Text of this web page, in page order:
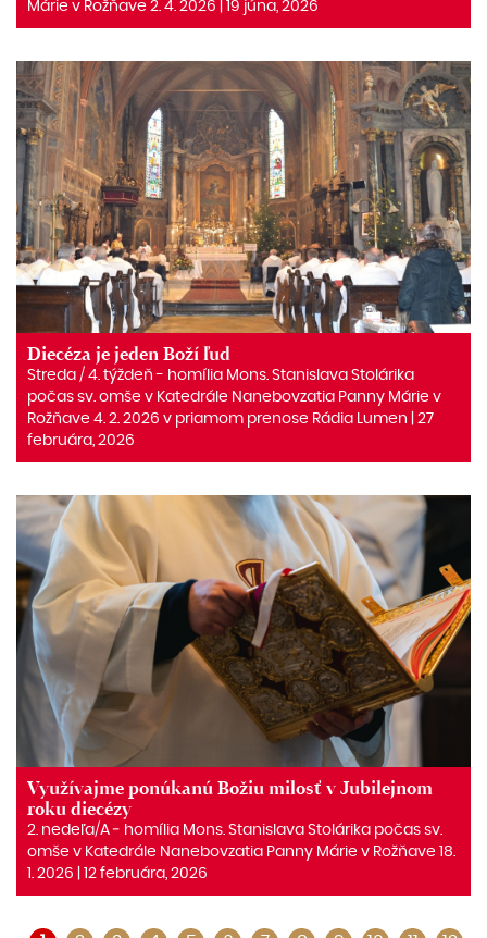
Márie v Rožňave 2. 4. 2026 | 19 júna, 2026
Diecéza je jeden Boží ľud
Streda / 4. týždeň - homília Mons. Stanislava Stolárika
počas sv. omše v Katedrále Nanebovzatia Panny Márie v
Rožňave 4. 2. 2026 v priamom prenose Rádia Lumen | 27
februára, 2026
Využívajme ponúkanú Božiu milosť v Jubilejnom
roku diecézy
2. nedeľa/A ‒ homília Mons. Stanislava Stolárika počas sv.
omše v Katedrále Nanebovzatia Panny Márie v Rožňave 18.
1. 2026 | 12 februára, 2026